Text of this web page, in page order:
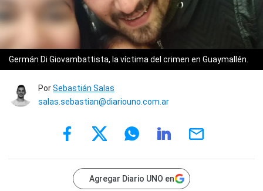
Germán Di Giovambattista, la víctima del crimen en Guaymallén.
PorSebastián Salas
salas.sebastian@diariouno.com.ar
Agregar Diario UNO en